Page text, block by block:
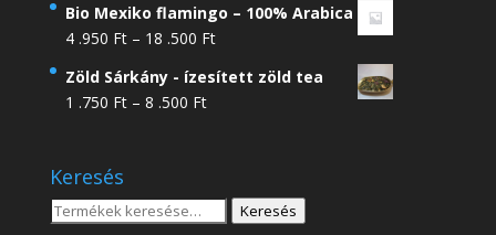
Bio Mexiko flamingo – 100% Arabica
4 .950 Ft – 18 .500 FtÁrtartomány:
.950 Ft
Zöld Sárkány - ízesített zöld tea
1 .750 Ft – 8 .500 FtÁrtartomány:
8
.500 Ft
Keresés
Keresés
Keresés